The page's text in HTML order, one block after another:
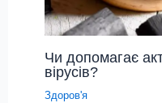
Чи допомагає
вірусів?
Здоров'я